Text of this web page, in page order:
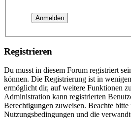
Registrieren
Du musst in diesem Forum registriert
können. Die Registrierung ist in
ermöglicht dir, auf weitere Funktionen
Administration kann registrierten
Berechtigungen zuweisen. Beachte bitte
Nutzungsbedingungen und die